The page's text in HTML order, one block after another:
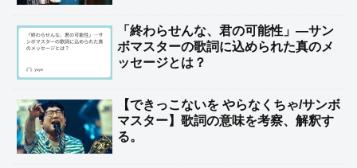
「終わらせんな、君の可能性」―サン
ボマスターの歌詞に込められた真のメ
ッセージとは？
【できっこないを やらなくちゃ/サンボ
マスター】歌詞の意味を考察、解釈す
る。